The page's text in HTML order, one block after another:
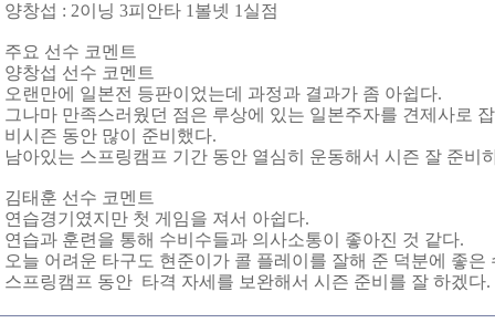
양창섭 : 2이닝 3피안타 1볼넷 1실점
주요 선수 코멘트
양창섭 선수 코멘트
오랜만에 일본전 등판이었는데 과정과 결과가 좀 아쉽다.
그나마 만족스러웠던 점은 루상에 있는 일본주자를 견제사로
비시즌 동안 많이 준비했다.
남아있는 스프링캠프 기간 동안 열심히 운동해서 시즌 잘 준비
김태훈 선수 코멘트
연습경기였지만 첫 게임을 져서 아쉽다.
연습과 훈련을 통해 수비수들과 의사소통이 좋아진 것 같다.
오늘 어려운 타구도 현준이가 콜 플레이를 잘해 준 덕분에 좋은
스프링캠프 동안 타격 자세를 보완해서 시즌 준비를 잘 하겠다.